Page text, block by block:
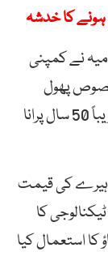
ہونے کا خدشہ
نے کمپنی
پھول
فراہم کرنے پر اتفاق کیا تھا۔ ان پھولوں میں تقریباً 50 سال پرانا
ہیرے کی قیمت
کا
استعمال کیا